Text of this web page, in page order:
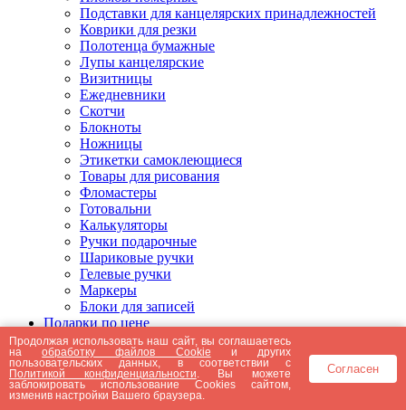
Подставки для канцелярских принадлежностей
Коврики для резки
Полотенца бумажные
Лупы канцелярские
Визитницы
Ежедневники
Скотчи
Блокноты
Ножницы
Этикетки самоклеющиеся
Товары для рисования
Фломастеры
Готовальни
Калькуляторы
Ручки подарочные
Шариковые ручки
Гелевые ручки
Маркеры
Блоки для записей
Подарки по цене
Подарки от 5000 рублей
Подарки до 5000 рублей
Подарки до 3000 рублей
Подарки до 2000 рублей
Подарки до 1000 рублей
Продолжая использовать наш сайт, вы соглашаетесь
наобработку файлов Cookie и других
пользовательских данных, в соответствии с
Политикой конфиденциальности . Вы можете
заблокировать использование Cookies сайтом,
изменив настройки Вашего браузера.
Согласен